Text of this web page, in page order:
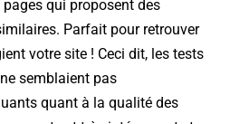
pages qui proposent des
Parfait pour retrouver
votre site ! Ceci dit, les tests
semblaient pas
quant à la qualité des